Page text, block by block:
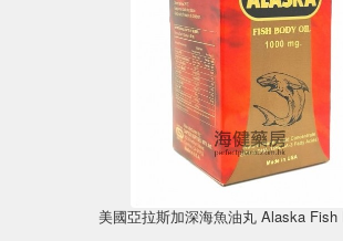
美國亞拉斯加深海魚油丸 Alaska Fish